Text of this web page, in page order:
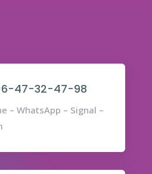
47-32-47-98
– WhatsApp – Signal –